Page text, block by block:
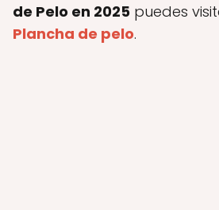
de Pelo en 2025 puedes
Plancha de pelo.